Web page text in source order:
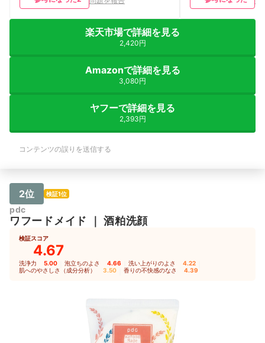
楽天市場で詳細を見る
2,420円
Amazonで詳細を見る
3,080円
ヤフーで詳細を見る
2,393円
コンテンツの誤りを送信する
2位 検証1位
pdc
ワフードメイド ｜酒粕洗顔
検証スコア
4.67
洗浄力 5.00 泡立ちのよさ 4.66 洗い上がりのよさ 4.22
肌へのやさしさ（成分分析） 3.50 香りの不快感のなさ 4.39